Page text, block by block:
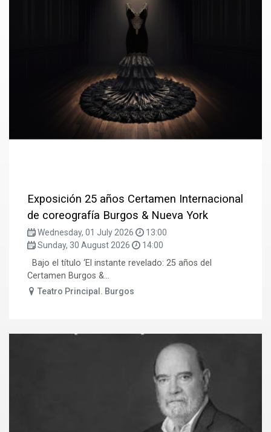
Exposición 25 años Certamen Internacional
de coreografía Burgos & Nueva York
Wednesday, 01 July 2026
13:00
Sunday, 30 August 2026
14:00
Bajo el título ‘El instante revelado: 25 años del
Certamen Burgos &...
Teatro Principal. Burgos